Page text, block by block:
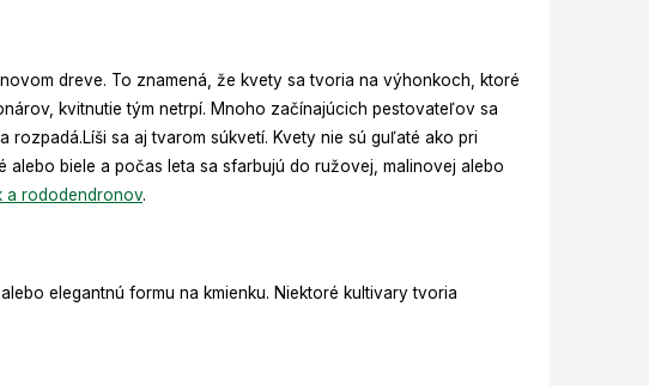
dreve. To znamená, že kvety sa tvoria na výhonkoch, ktoré
kvitnutie tým netrpí. Mnoho začínajúcich pestovateľov sa
rozpadá.Líši sa aj tvarom súkvetí. Kvety nie sú guľaté ako pri
biele a počas leta sa sfarbujú do ružovej, malinovej alebo
a rododendronov.
elegantnú formu na kmienku. Niektoré kultivary tvoria